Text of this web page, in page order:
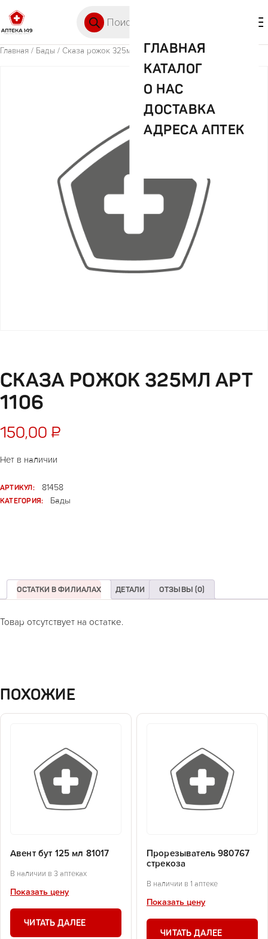
ГЛАВНАЯ
КАТАЛОГ
О НАС
ДОСТАВКА
АДРЕСА АПТЕК
Главная / Бады / Сказа рожок 325мл арт 1106
СКАЗА РОЖОК 325МЛ АРТ
1106
150,00 ₽
Нет в наличии
АРТИКУЛ:
81458
КАТЕГОРИЯ:
Бады
ОСТАТКИ В ФИЛИАЛАХ ДЕТАЛИ ОТЗЫВЫ (0)
Товар отсутствует на остатке.
ПОХОЖИЕ
Авент бут 125 мл 81017
В наличии в 3 аптеках
Показать цену
ЧИТАТЬ ДАЛЕЕ
Прорезыватель 980767
стрекоза
В наличии в 1 аптеке
Показать цену
ЧИТАТЬ ДАЛЕЕ